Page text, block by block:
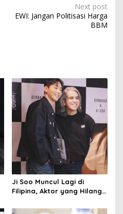
Next post
EWI: Jangan Politisasi Harga
BBM
Ji Soo Muncul Lagi di
Filipina, Aktor yang Hilang
Ribuan Fans